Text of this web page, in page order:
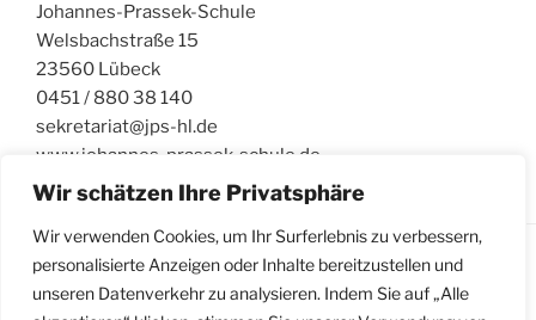
Wir schätzen Ihre Privatsphäre
Wir verwenden Cookies, um Ihr Surferlebnis zu verbessern,
personalisierte Anzeigen oder Inhalte bereitzustellen und
unseren Datenverkehr zu analysieren. Indem Sie auf „Alle
Johannes-Prassek-Schule
Welsbachstraße 15
23560 Lübeck
0451 / 880 38 140
sekretariat@jps-hl.de
www.johannes-prassek-schule.de
Impressum | Datenschutzerklärung Meldestelle